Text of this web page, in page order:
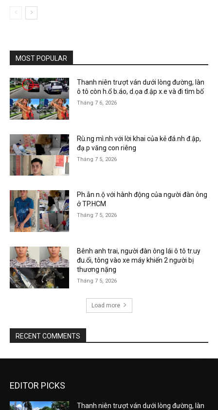
MOST POPULAR
Thanh niên trượt ván dưới lòng đường, làn
ô tô còn h.ổ b.áo, d.ọa đ.ập x.e và đi tìm bố
Tháng 7 6, 2026
Rù.ng mì.nh với lời khai của kẻ đá.nh đ.ập,
đạ.p văng con riêng
Tháng 7 5, 2026
Ph.ẫn n.ộ với hành động của người đàn ông
ở TP.HCM
Tháng 7 5, 2026
Bênh anh trai, người đàn ông lái ô tô tr.uy
đu.ổi, tông vào xe máy khiến 2 người bị
thương nặng
Tháng 7 5, 2026
Load more
RECENT COMMENTS
EDITOR PICKS
Thanh niên trượt ván dưới lòng đường, làn